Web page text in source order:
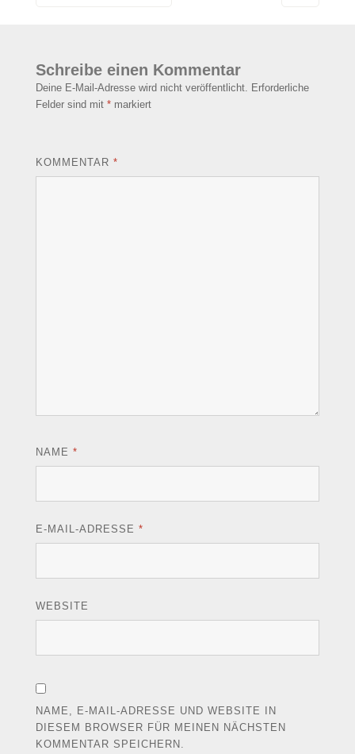
Schreibe einen Kommentar
Deine E-Mail-Adresse wird nicht veröffentlicht.
Erforderliche
Felder sind mit *markiert
KOMMENTAR *
NAME *
E-MAIL-ADRESSE *
WEBSITE
NAME, E-MAIL-ADRESSE UND WEBSITE IN
DIESEM BROWSER FÜR MEINEN NÄCHSTEN
KOMMENTAR SPEICHERN.